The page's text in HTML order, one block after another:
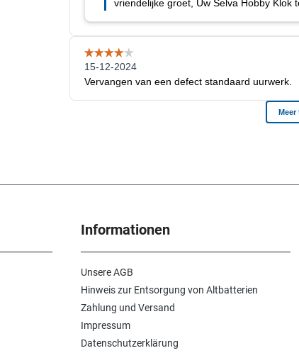
Informationen
Unsere AGB
Hinweis zur Entsorgung von Altbatterien
Zahlung und Versand
Impressum
Datenschutzerklärung